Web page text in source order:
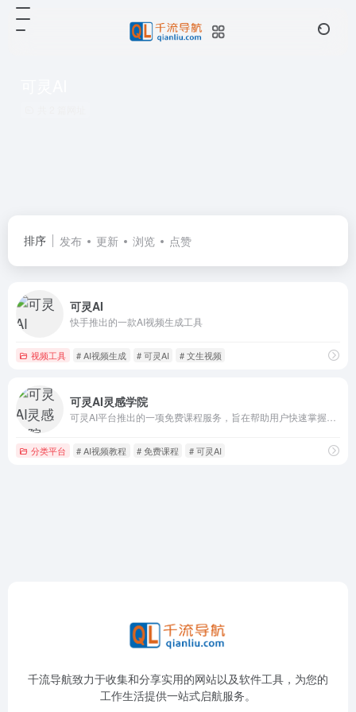
排序 发布 更新 浏览 点赞
可灵AI
快手推出的一款AI视频生成工具
视频工具 # AI视频生成 # 可灵AI # 文生视频
可灵AI灵感学院
分类平台 # AI视频教程 # 免费课程 # 可灵AI
千流导航致力于收集和分享实用的网站以及软件工具，为您的
工作生活提供一站式启航服务。